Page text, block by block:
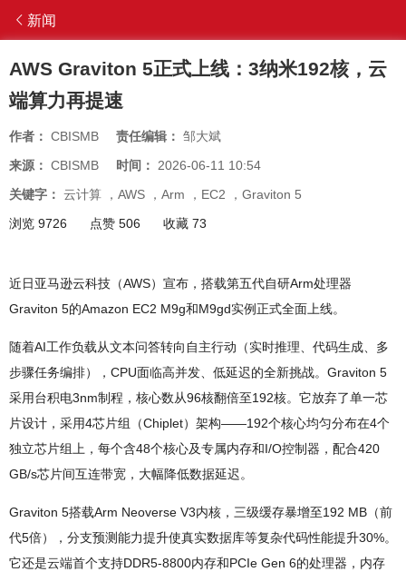
新闻
AWS Graviton 5正式上线：3纳米192核，云
端算力再提速
作者： CBISMB 责任编辑： 邹大斌
来源： CBISMB 时间： 2026-06-11 10:54
关键字： 云计算 ， AWS ， Arm ， EC2 ， Graviton 5
浏览 9726
点赞 506 收藏 73
近日亚马逊云科技（AWS）宣布，搭载第五代自研Arm处理器
Graviton 5的Amazon EC2 M9g和M9gd实例正式全面上线。
随着AI工作负载从文本问答转向自主行动（实时推理、代码生成、多
步骤任务编排），CPU面临高并发、低延迟的全新挑战。Graviton 5
采用台积电3nm制程，核心数从96核翻倍至192核。它放弃了单一芯
片设计，采用4芯片组（Chiplet）架构——192个核心均匀分布在4个
独立芯片组上，每个含48个核心及专属内存和I/O控制器，配合420
GB/s芯片间互连带宽，大幅降低数据延迟。
Graviton 5搭载Arm Neoverse V3内核，三级缓存暴增至192 MB（前
代5倍），分支预测能力提升使真实数据库等复杂代码性能提升30%。
它还是云端首个支持DDR5-8800内存和PCIe Gen 6的处理器，内存